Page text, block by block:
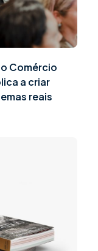
Comércio
a criar
reais